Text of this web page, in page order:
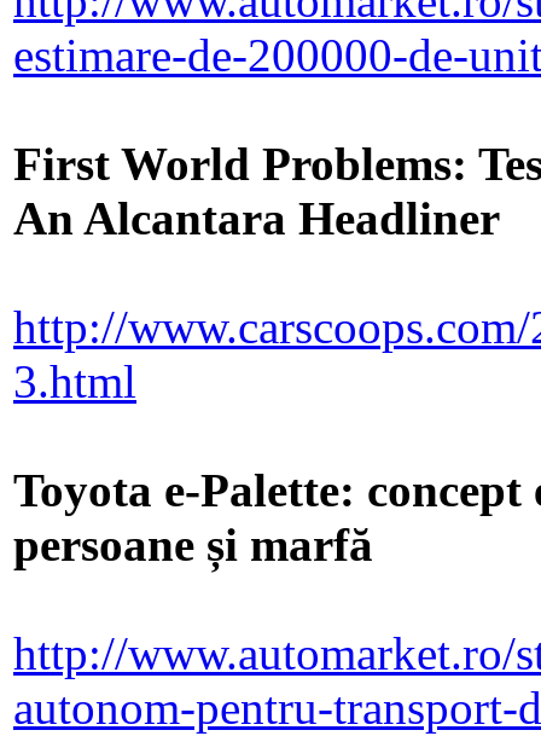
estimare-de-200000-de-
First World Problems:
An Alcantara Headliner
http://
3.html
Toyota e-Palette:
persoane și marfă
http://www.automarket.ro/
autonom-pentru-transport-